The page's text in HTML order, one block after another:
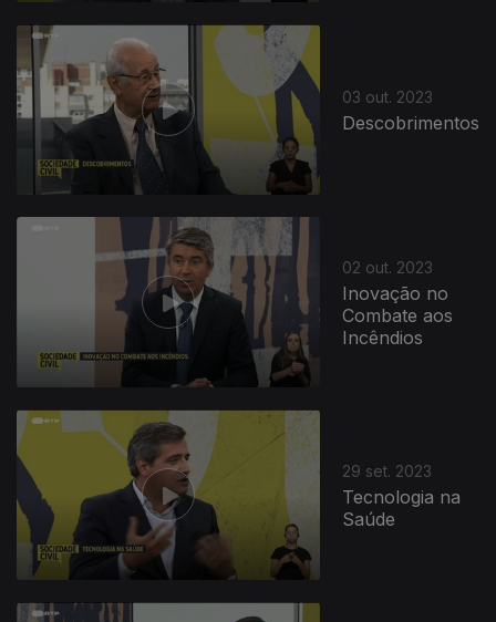
03 out. 2023
Descobrimentos
02 out. 2023
Inovação no
Combate aos
Incêndios
718707
29 set. 2023
Tecnologia na
Saúde